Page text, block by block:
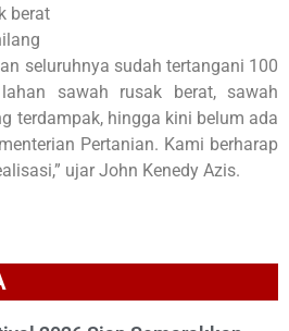
berat
seluruhnya sudah tertangani 100
sawah rusak berat, sawah
terdampak, hingga kini belum ada
Pertanian. Kami berharap
ujar John Kenedy Azis.